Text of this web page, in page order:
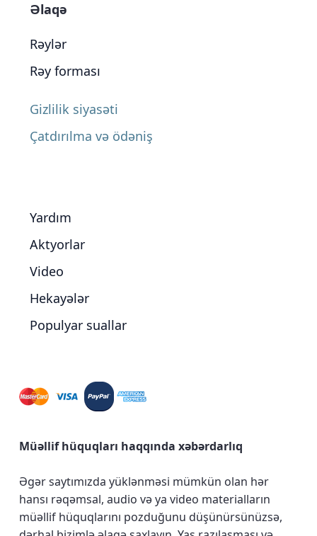
Əlaqə
Rəylər
Rəy forması
Gizlilik siyasəti
Çatdırılma və ödəniş
Yardım
Aktyorlar
Video
Hekayələr
Populyar suallar
Müəllif hüquqları haqqında xəbərdarlıq
Əgər saytımızda yüklənməsi mümkün olan hər
hansı rəqəmsal, audio və ya video materialların
müəllif hüquqlarını pozduğunu düşünürsünüzsə,